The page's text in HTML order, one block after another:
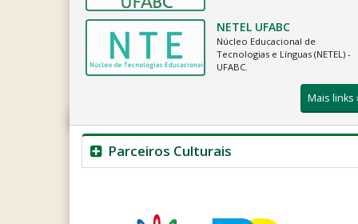
NETEL UFABC
Núcleo Educacional de
Tecnologias e Línguas (NETEL) -
UFABC.
Mais links
Parceiros Culturais